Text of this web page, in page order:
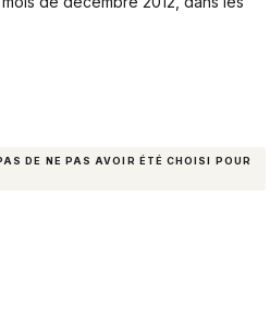
DE NE PAS AVOIR ÉTÉ CHOISI POUR